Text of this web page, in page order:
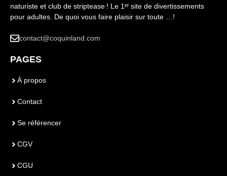
naturiste et club de striptease ! Le 1ᵉʳ site de divertissements
pour adultes. De quoi vous faire plaisir sur toute …!
contact@coquinland.com
PAGES
À propos
Contact
Se référencer
CGV
CGU